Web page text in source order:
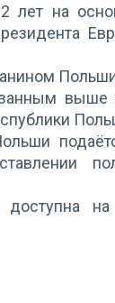
лет на
доступна